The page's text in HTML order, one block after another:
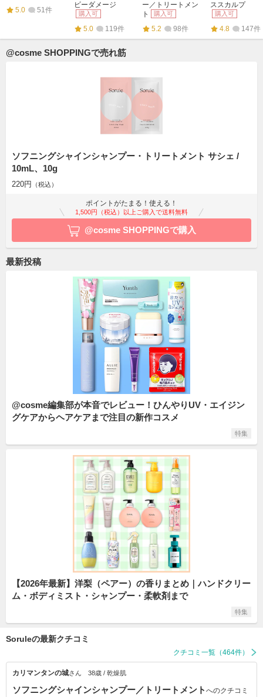
5.0 51件
ビーダメージ
購入可
5.0 119件
ー／トリートメン
ト
購入可
5.2 98件
ススカルプ
購入可
4.8 147件
@cosme SHOPPINGで売れ筋
ソフニングシャインシャンプー・トリートメント サシェ /
10mL、10g
220円 （税込）
ポイントがたまる！使える！
1,500円（税込）以上ご購入で送料無料
@cosme SHOPPINGで購入
最新投稿
@cosme編集部が本音でレビュー！ひんやりUV・エイジン
グケアからヘアケアまで注目の新作コスメ
特集
【2026年最新】洋梨（ペアー）の香りまとめ｜ハンドクリー
ム・ボディミスト・シャンプー・柔軟剤まで
特集
Soruleの最新クチコミ
クチコミ一覧（464件）
カリマンタンの城さん 38歳 / 乾燥肌
ソフニングシャインシャンプー／トリートメント へのクチコミ